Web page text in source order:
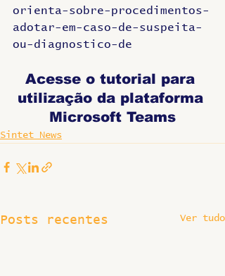
orienta-sobre-procedimentos-
adotar-em-caso-de-suspeita-
ou-diagnostico-de
Acesse o tutorial para
utilização da plataforma
Microsoft Teams
Sintet News
Posts recentes Ver tudo